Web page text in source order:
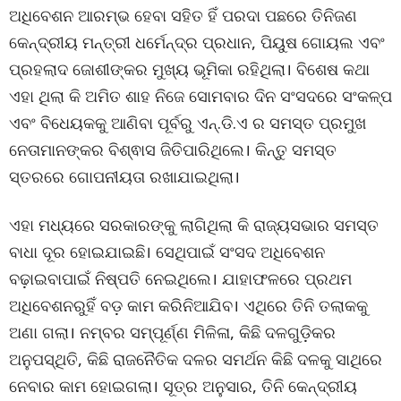
ଅଧିବେଶନ ଆରମ୍ଭ ହେବା ସହିତ ହିଁ ପରଦା ପଛରେ ତିନିଜଣ
କେନ୍ଦ୍ରୀୟ ମନ୍ତ୍ରୀ ଧର୍ମେନ୍ଦ୍ର ପ୍ରଧାନ, ପିୟୁଷ ଗୋୟଲ ଏବଂ
ପ୍ରହଲାଦ ଜୋଶୀଙ୍କର ମୁଖ୍ୟ ଭୂମିକା ରହିଥିଲା। ବିଶେଷ କଥା
ଏହା ଥିଲା କି ଅମିତ ଶାହ ନିଜେ ସୋମବାର ଦିନ ସଂସଦରେ ସଂକଳ୍ପ
ଏବଂ ବିଧେୟକକୁ ଆଣିବା ପୂର୍ବରୁ ଏନ୍.ଡି.ଏ ର ସମସ୍ତ ପ୍ରମୁଖ
ନେତାମାନଙ୍କର ବିଶ୍ଵାସ ଜିତିପାରିଥିଲେ। କିନ୍ତୁ ସମସ୍ତ
ସ୍ତରରେ ଗୋପନୀୟତା ରଖାଯାଇଥିଲା।
ଏହା ମଧ୍ୟରେ ସରକାରଙ୍କୁ ଲାଗିଥିଲା କି ରାଜ୍ୟସଭାର ସମସ୍ତ
ବାଧା ଦୂର ହୋଇଯାଇଛି। ସେଥିପାଇଁ ସଂସଦ ଅଧିବେଶନ
ବଢ଼ାଇବାପାଇଁ ନିଷ୍ପତି ନେଇଥିଲେ। ଯାହାଫଳରେ ପ୍ରଥମ
ଅଧିବେଶନରୁହିଁ ବଡ଼ କାମ କରିନିଆଯିବ। ଏଥିରେ ତିନି ତଲାକକୁ
ଅଣା ଗଲା। ନମ୍ବର ସମ୍ପୂର୍ଣ୍ଣ ମିଳିଳା, କିଛି ଦଳଗୁଡ଼ିକର
ଅନୁପସ୍ଥିତି, କିଛି ରାଜନୈତିକ ଦଳର ସମର୍ଥନ କିଛି ଦଳକୁ ସାଥିରେ
ନେବାର କାମ ହୋଇଗଲା। ସୂତ୍ର ଅନୁସାର, ତିନି କେନ୍ଦ୍ରୀୟ